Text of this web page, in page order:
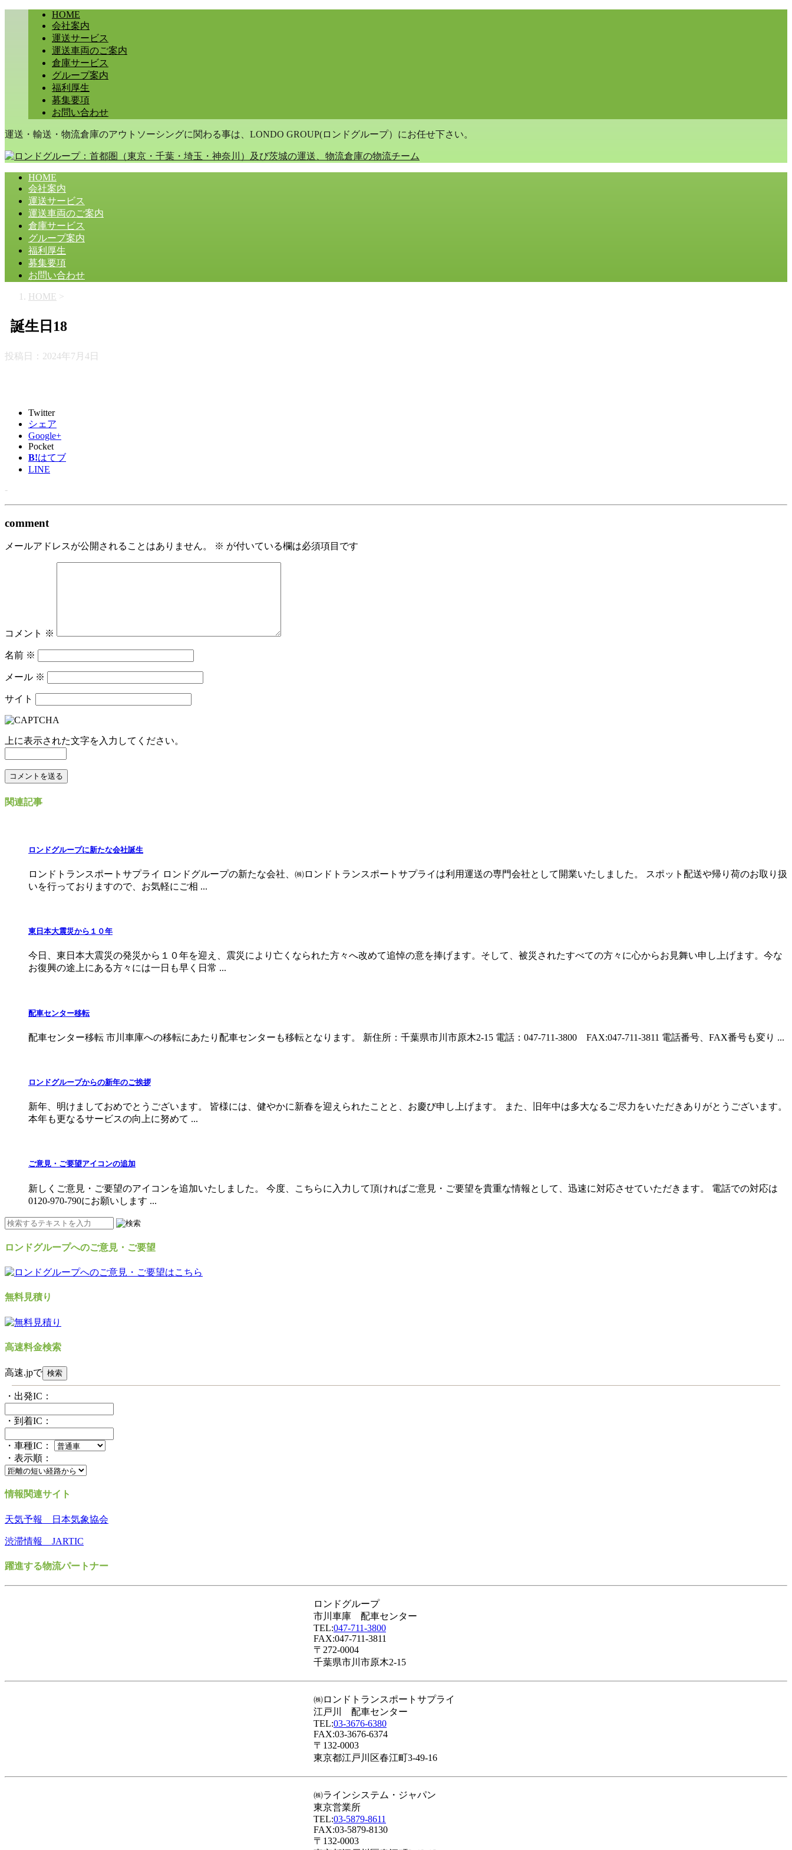
HOME
会社案内
運送サービス
運送車両のご案内
倉庫サービス
グループ案内
福利厚生
募集要項
お問い合わせ
運送・輸送・物流倉庫のアウトソーシングに関わる事は、LONDO GROUP(ロンドグループ）にお任せ下さい。
HOME
会社案内
運送サービス
運送車両のご案内
倉庫サービス
グループ案内
福利厚生
募集要項
お問い合わせ
HOME >
誕生日18
投稿日： 2024年7月4日
Twitter
シェア
Google+
Pocket
B!はてブ
LINE
-
comment
メールアドレスが公開されることはありません。 ※ が付いている欄は必須項目です
コメント ※
名前 ※
メール ※
サイト
上に表示された文字を入力してください。
関連記事
ロンドグループに新たな会社誕生
ロンドトランスポートサプライ ロンドグループの新たな会社、㈱ロンドトランスポートサプライは利用運送の専門会社として開業いたしました。 スポット配送や帰り荷のお取り扱
いを行っておりますので、お気軽にご相 ...
東日本大震災から１０年
今日、東日本大震災の発災から１０年を迎え、震災により亡くなられた方々へ改めて追悼の意を捧げます。そして、被災されたすべての方々に心からお見舞い申し上げます。今な
お復興の途上にある方々には一日も早く日常 ...
配車センター移転
配車センター移転 市川車庫への移転にあたり配車センターも移転となります。 新住所：千葉県市川市原木2-15 電話：047-711-3800 FAX:047-711-3811 電話番号、FAX番号も変り ...
ロンドグループからの新年のご挨拶
新年、明けましておめでとうございます。 皆様には、健やかに新春を迎えられたことと、お慶び申し上げます。 また、旧年中は多大なるご尽力をいただきありがとうございます。
本年も更なるサービスの向上に努めて ...
ご意見・ご要望アイコンの追加
新しくご意見・ご要望のアイコンを追加いたしました。 今度、こちらに入力して頂ければご意見・ご要望を貴重な情報として、迅速に対応させていただきます。 電話での対応は
0120-970-790にお願いします ...
ロンドグループへのご意見・ご要望
無料見積り
高速料金検索
高速.jpで
・出発IC：
・到着IC：
・車種IC：
・表示順：
情報関連サイト
天気予報 日本気象協会
渋滞情報 JARTIC
躍進する物流パートナー
ロンドグループ
市川車庫 配車センター
TEL:047-711-3800
FAX:047-711-3811
〒272-0004
千葉県市川市原木2-15
㈱ロンドトランスポートサプライ
江戸川 配車センター
TEL:03-3676-6380
FAX:03-3676-6374
〒132-0003
東京都江戸川区春江町3-49-16
㈱ラインシステム・ジャパン
東京営業所
TEL:03-5879-8611
FAX:03-5879-8130
〒132-0003